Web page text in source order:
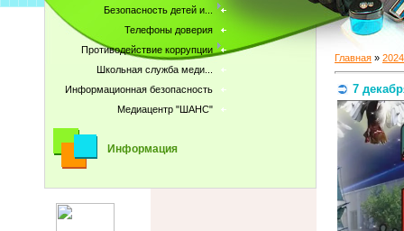
Безопасность детей и...
Телефоны доверия
Противодействие коррупции
Школьная служба меди...
Информационная безопасность
Медиацентр "ШАНС"
Информация
Главная » 2024
7